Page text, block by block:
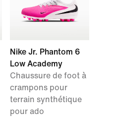
Nike Jr. Phantom 6
Low Academy
Chaussure de foot à
crampons pour
terrain synthétique
pour ado